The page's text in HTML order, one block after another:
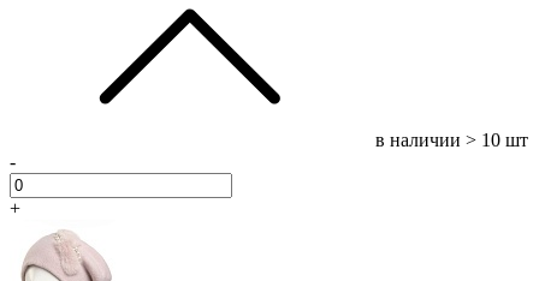
в наличии > 10 шт
-
+